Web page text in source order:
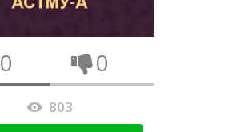
0 0
803